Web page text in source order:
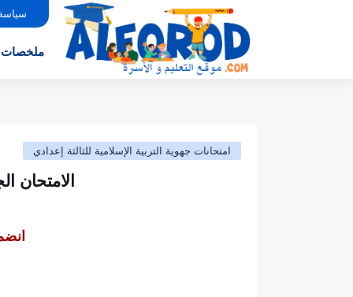
ملخصات
امتحانات جهوية التربية الإسلامية للثالثة إعدادي
الامتحان الجهوي - نموذج6- مادة